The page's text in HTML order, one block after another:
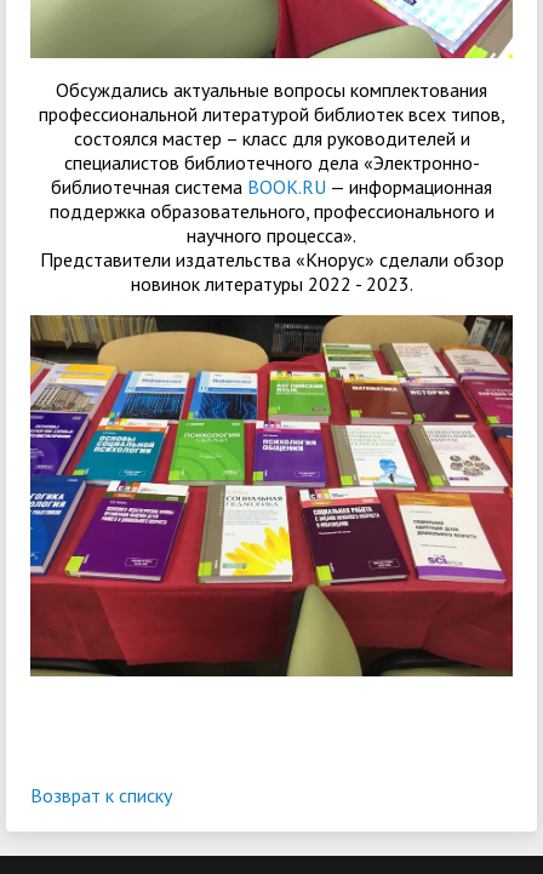
Обсуждались актуальные вопросы комплектования
профессиональной литературой библиотек всех типов,
состоялся мастер – класс для руководителей и
специалистов библиотечного дела «Электронно-
библиотечная система BOOK.RU — информационная
поддержка образовательного, профессионального и
научного процесса».
Представители издательства «Кнорус» сделали обзор
новинок литературы 2022 - 2023.
Возврат к списку